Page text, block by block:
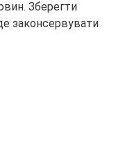
Зберегти
законсервувати